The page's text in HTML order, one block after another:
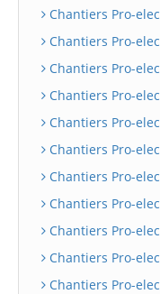
Chantiers Pro-
Chantiers Pro-
Chantiers Pro-
Chantiers Pro-
Chantiers Pro-
Chantiers Pro-
Chantiers Pro-
Chantiers Pro-
Chantiers Pro-
Chantiers Pro-
Chantiers Pro-